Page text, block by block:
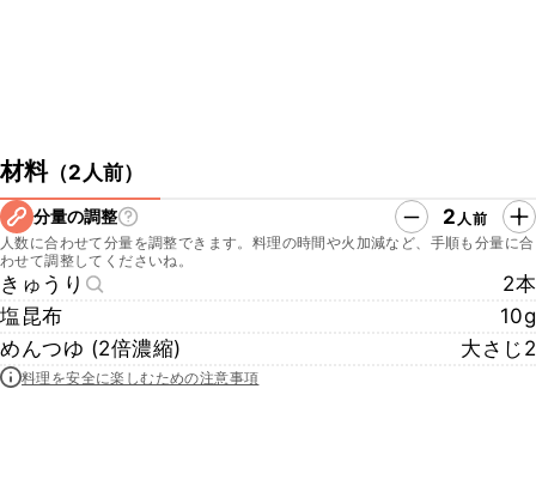
材料（2人前）
分量の調整 2 人前
人数に合わせて分量を調整できます。料理の時間や火加減など、手順も分量に合
わせて調整してくださいね。
きゅうり
2本
塩昆布
10g
めんつゆ (2倍濃縮)
大さじ2
料理を安全に楽しむための注意事項